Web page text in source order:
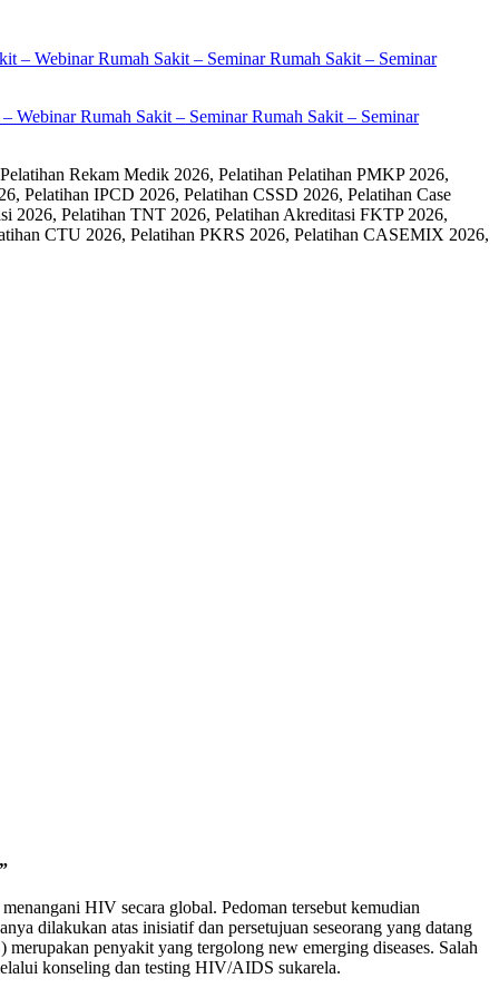
Webinar Rumah Sakit – Seminar Rumah Sakit – Seminar
Rekam Medik 2026, Pelatihan Pelatihan PMKP 2026,
Pelatihan IPCD 2026, Pelatihan CSSD 2026, Pelatihan Case
2026, Pelatihan TNT 2026, Pelatihan Akreditasi FKTP 2026,
CTU 2026, Pelatihan PKRS 2026, Pelatihan CASEMIX 2026,
HIV secara global. Pedoman tersebut kemudian
dilakukan atas inisiatif dan persetujuan seseorang yang datang
penyakit yang tergolong new emerging diseases. Salah
konseling dan testing HIV/AIDS sukarela.